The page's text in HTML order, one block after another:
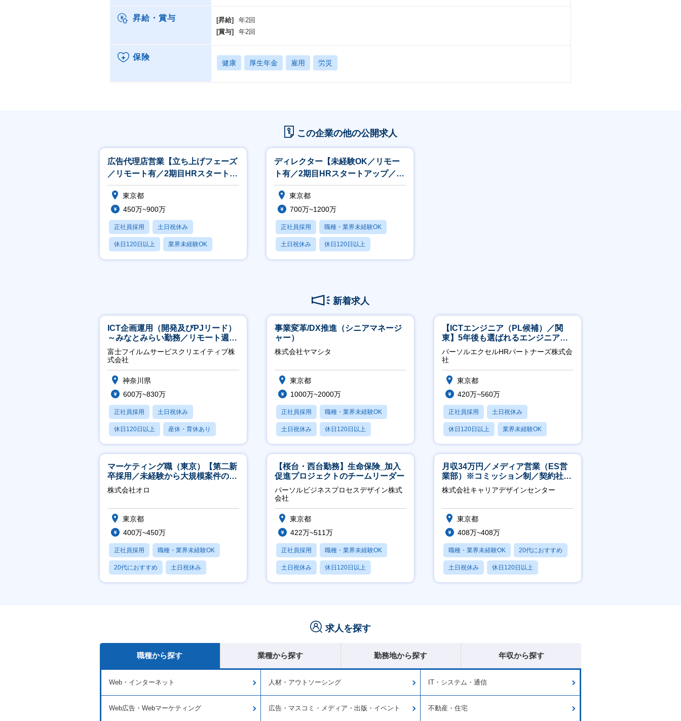
昇給・賞与 [昇給]
年2回
[賞与]
年2回
保険
健康 厚生年金 雇用 労災
この企業の他の公開求人
広告代理店営業【立ち上げフェーズ
／リモート有／2期目HRスタートア
ップ／裁量権大】
東京都
450万~900万
正社員採用 土日祝休み
休日120日以上 業界未経験OK
賞与あり
ディレクター【未経験OK／リモー
ト有／2期目HRスタートアップ／裁
量権大】
東京都
700万~1200万
正社員採用 職種・業界未経験OK
土日祝休み 休日120日以上
賞与あり
新着求人
ICT企画運用（開発及びPJリード）
～みなとみらい勤務／リモート週
2OK／業務改善～
富士フイルムサービスクリエイティブ株
式会社
神奈川県
600万~830万
正社員採用 土日祝休み
休日120日以上 産休・育休あり
月残業20時間以内
事業変革/DX推進（シニアマネージ
ャー）
株式会社ヤマシタ
東京都
1000万~2000万
正社員採用 職種・業界未経験OK
土日祝休み 休日120日以上
産休・育休あり
【ICTエンジニア（PL候補）／関
東】5年後も選ばれるエンジニアへ
／チーム運営・体制構築
パーソルエクセルHRパートナーズ株式会
社
東京都
420万~560万
正社員採用 土日祝休み
休日120日以上 業界未経験OK
月残業20時間以内
マーケティング職（東京）【第二新
卒採用／未経験から大規模案件のマ
ーケティングが経験できる／研修充
実】
株式会社オロ
東京都
400万~450万
正社員採用 職種・業界未経験OK
20代におすすめ 土日祝休み
休日120日以上
【桜台・西台勤務】生命保険_加入
促進プロジェクトのチームリーダー
パーソルビジネスプロセスデザイン株式
会社
東京都
422万~511万
正社員採用 職種・業界未経験OK
土日祝休み 休日120日以上
産休・育休あり
月収34万円／メディア営業（ES営
業部）※コミッション制／契約社員
※4年目以降無期化
株式会社キャリアデザインセンター
東京都
408万~408万
職種・業界未経験OK 20代におすすめ
土日祝休み 休日120日以上
産休・育休あり
求人を探す
職種から探す 業種から探す 勤務地から探す 年収から探す
Web・インターネット 人材・アウトソーシング IT・システム・通信
Web広告・Webマーケティング 広告・マスコミ・メディア・出版・イベント 不動産・住宅